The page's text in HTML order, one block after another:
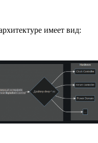
имеет вид: